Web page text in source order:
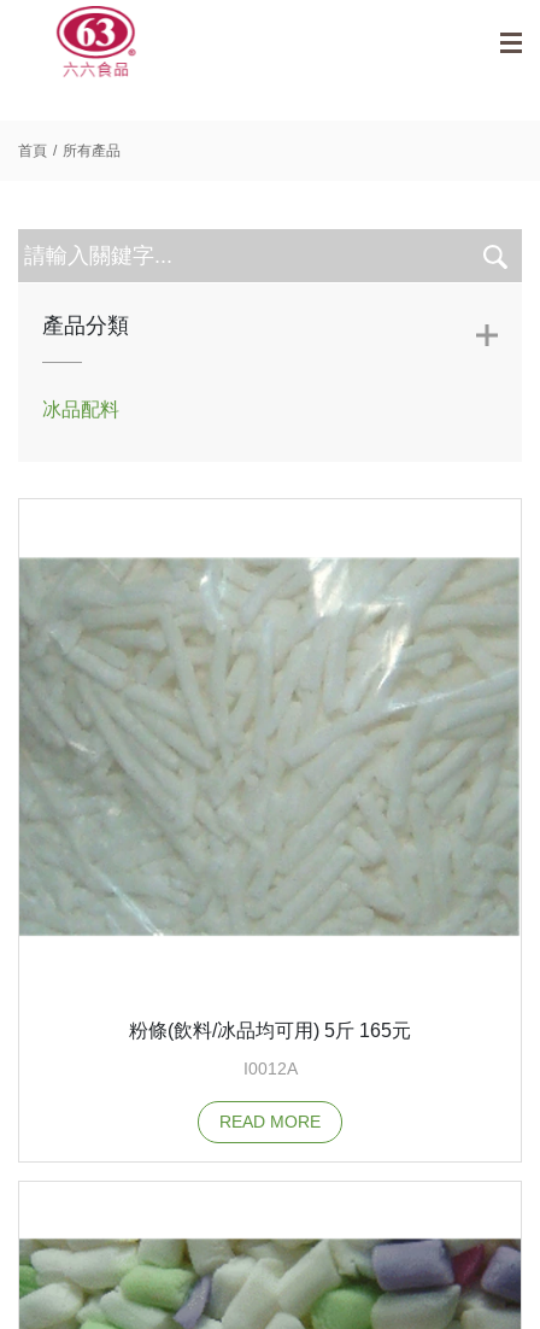
首頁 所有產品
產品分類
冰品配料
粉條(飲料/冰品均可用) 5斤 165元
I0012A
READ MORE